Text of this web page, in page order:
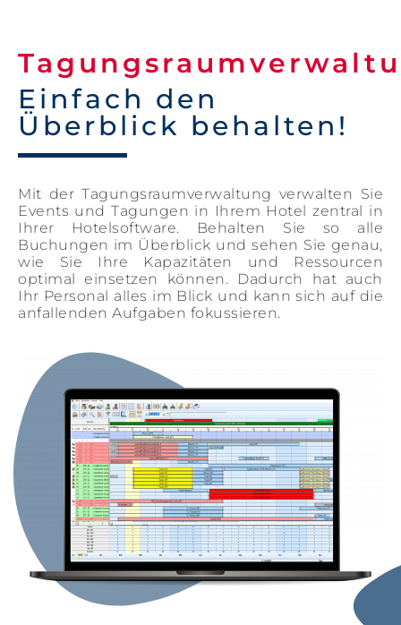
Einfach den
Überblick behalten!
Mit der Tagungsraumverwaltung verwalten Sie
Events und Tagungen in Ihrem Hotel zentral in
Ihrer Hotelsoftware. Behalten Sie so alle
Buchungen im Überblick und sehen Sie genau,
wie Sie Ihre Kapazitäten und Ressourcen
optimal einsetzen können. Dadurch hat auch
Ihr Personal alles im Blick und kann sich auf die
anfallenden Aufgaben fokussieren.